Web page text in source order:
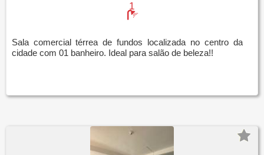
1
Sala comercial térrea de fundos localizada no centro da
cidade com 01 banheiro. Ideal para salão de beleza!!